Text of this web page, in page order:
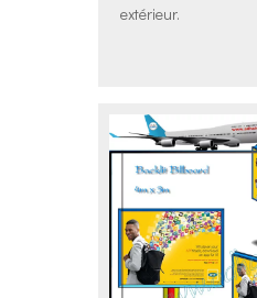
extérieur.